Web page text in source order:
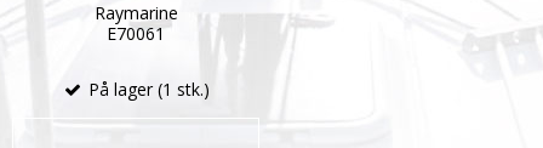
Raymarine
E70061
På lager (1 stk.)